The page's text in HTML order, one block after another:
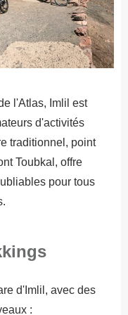
l'Atlas, Imlil est
d'activités
traditionnel, point
Toubkal, offre
pour tous
d'Imlil, avec des
: